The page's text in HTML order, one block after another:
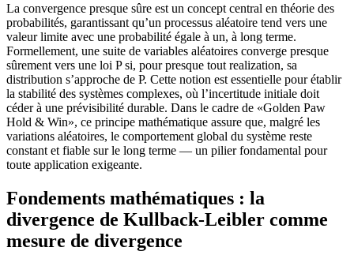
La convergence presque sûre est un concept central en théorie des
probabilités, garantissant qu’un processus aléatoire tend vers une
valeur limite avec une probabilité égale à un, à long terme.
Formellement, une suite de variables aléatoires converge presque
sûrement vers une loi P si, pour presque tout realization, sa
distribution s’approche de P. Cette notion est essentielle pour établir
la stabilité des systèmes complexes, où l’incertitude initiale doit
céder à une prévisibilité durable. Dans le cadre de «Golden Paw
Hold & Win», ce principe mathématique assure que, malgré les
variations aléatoires, le comportement global du système reste
constant et fiable sur le long terme — un pilier fondamental pour
toute application exigeante.
Fondements mathématiques : la
divergence de Kullback-Leibler comme
mesure de divergence